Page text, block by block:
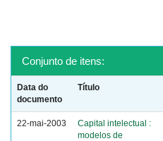
Conjunto de itens:
Data do
documento
Título
22-mai-2003
Capital intelectual :
modelos de